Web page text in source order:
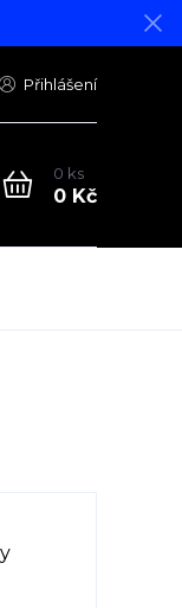
Přihlášení
0 ks
0 Kč